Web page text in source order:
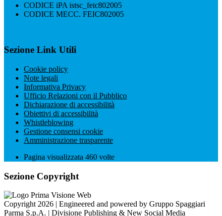
CODICE iPA istsc_feic802005
CODICE MECC. FEIC802005
Sezione Link Utili
Cookie policy
Note legali
Informativa Privacy
Ufficio Relazioni con il Pubblico
Dichiarazione di accessibilità
Obiettivi di accessibilità
Whistleblowing
Gestione consensi cookie
Amministrazione trasparente
Pagina visualizzata 460 volte
Sezione Copyright
Copyright 2026 | Engineered and powered by Gruppo Spaggiari
Parma S.p.A. | Divisione Publishing & New Social Media